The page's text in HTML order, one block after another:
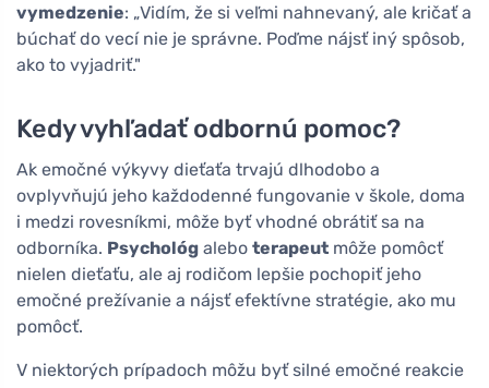
vymedzenie: „Vidím, že si veľmi nahnevaný, ale kričať a
búchať do vecí nie je správne. Poďme nájsť iný spôsob,
ako to vyjadriť."
Kedy vyhľadať odbornú pomoc?
Ak emočné výkyvy dieťaťa trvajú dlhodobo a
ovplyvňujú jeho každodenné fungovanie v škole, doma
i medzi rovesníkmi, môže byť vhodné obrátiť sa na
odborníka. Psychológ alebo terapeut môže pomôcť
nielen dieťaťu, ale aj rodičom lepšie pochopiť jeho
emočné prežívanie a nájsť efektívne stratégie, ako mu
pomôcť.
V niektorých prípadoch môžu byť silné emočné reakcie